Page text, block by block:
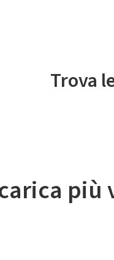
Il servizio di
Trova
più